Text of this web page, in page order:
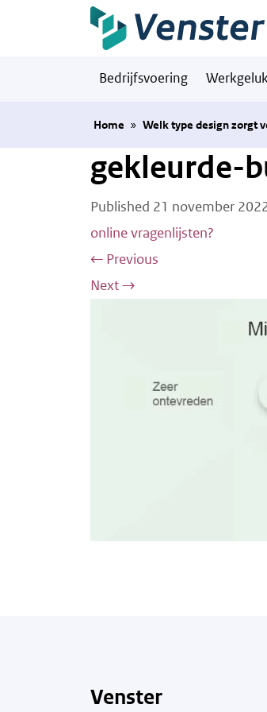
Naar hoofdinhoud
Bedrijfsvoering
Home » Welk type design zorgt
gekleurde-
Published 21 november
online vragenlijsten?
← Previous
Next→
Venster